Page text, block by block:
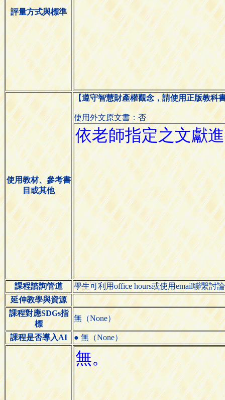
評量方式與標準
使用教材、參考書
目或其他
【遵守智慧財產權觀念，請使用正版教科
使用外文原文書：否
課程諮詢管道
學生可利用office hours或使用email聯繫討
延伸教學與資源
課程對應SDGs指
標
無（None）
課程是否導入AI ● 無（None）